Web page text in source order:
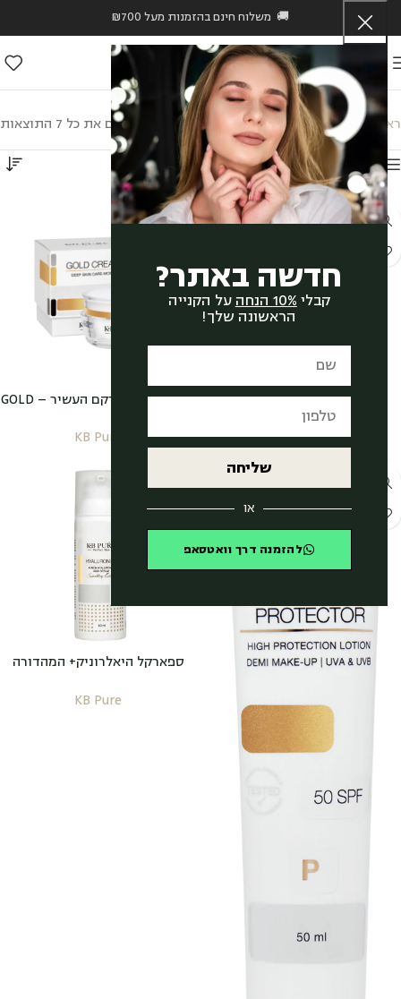
חדשה באתר?
קבלי10% הנחה
על הקנייה
הראשונה שלך!
שליחה
או
להזמנה דרך וואטסאפ
🚚 משלוח חינם בהזמנות מעל ₪700
אנטיאייג'ינג
ראשי /
KB Pure
/אנטיאייג'ינג מציגים את כל ⁦7⁩ התוצאות
הצג סיידבר
גולד מדיום- המרקם הקליל –
GOLD MEDIUM CREAM
KB Pure
גולד קרם- המרקם העשיר – GOLD
KB Pure
ספארקל היאלרוניק+ המהדורה
SPARKLING EDITION KB Pure
KB Pure